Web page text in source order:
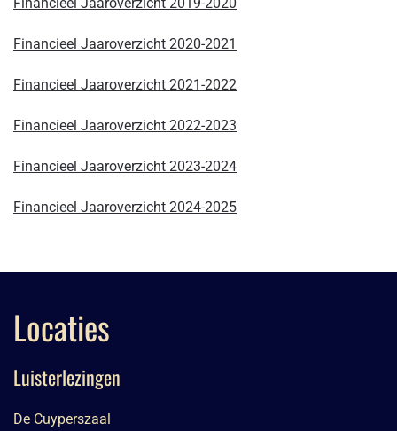
Financieel Jaaroverzicht 2020-2021
Financieel Jaaroverzicht 2021-2022
Financieel Jaaroverzicht 2022-2023
Financieel Jaaroverzicht 2023-2024
Financieel Jaaroverzicht 2024-2025
Locaties
Luisterlezingen
De Cuyperszaal